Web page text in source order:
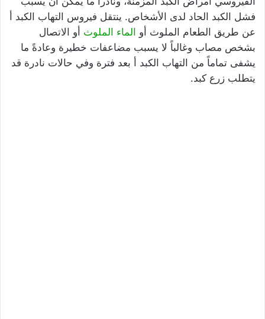
فشل الكبد الحاد لدى الأشخاص. ينتقل فيروس التهاب الكبد أ
عن طريق الطعام الملوث أو الماء الملوث أو الاتصال
بشخص مصاب وغالباً لا يسبب مضاعفات خطيرة وعادةً ما
يشفى تماماً من التهاب الكبد أ بعد فترة وفي حالات نادرة قد
يتطلب زرع كبد.